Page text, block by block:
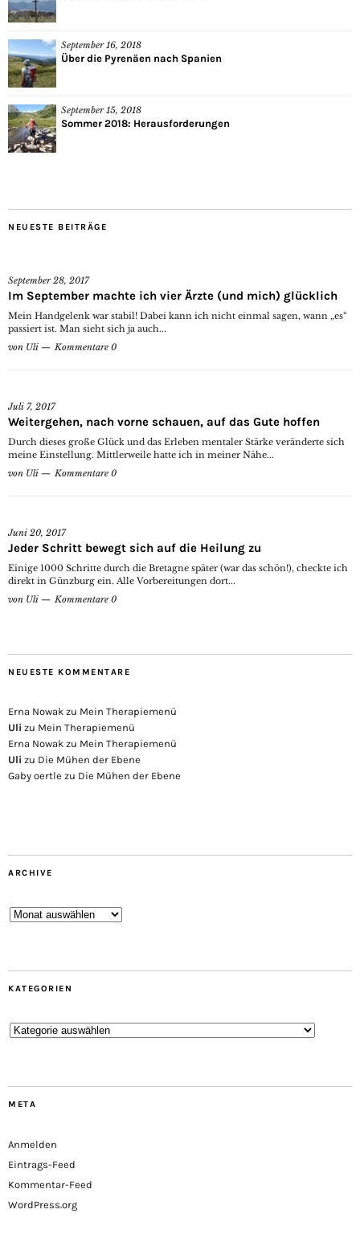
September 16, 2018
Über die Pyrenäen nach Spanien
September 15, 2018
Sommer 2018: Herausforderungen
NEUESTE BEITRÄGE
September 28, 2017
Im September machte ich vier Ärzte (und mich) glücklich
Mein Handgelenk war stabil! Dabei kann ich nicht einmal sagen, wann „es“
passiert ist. Man sieht sich ja auch...
von Uli Kommentare 0
Juli 7, 2017
Weitergehen, nach vorne schauen, auf das Gute hoffen
Durch dieses große Glück und das Erleben mentaler Stärke veränderte sich
meine Einstellung. Mittlerweile hatte ich in meiner Nähe...
von Uli Kommentare 0
Juni 20, 2017
Jeder Schritt bewegt sich auf die Heilung zu
Einige 1000 Schritte durch die Bretagne später (war das schön!), checkte ich
direkt in Günzburg ein. Alle Vorbereitungen dort...
von Uli Kommentare 0
NEUESTE KOMMENTARE
Erna Nowak zu Mein Therapiemenü
Uli zu Mein Therapiemenü
Erna Nowak zu Mein Therapiemenü
Uli zu Die Mühen der Ebene
Gaby oertle zu Die Mühen der Ebene
ARCHIVE
Archive
KATEGORIEN
Kategorien
META
Anmelden
Eintrags-Feed
Kommentar-Feed
WordPress.org